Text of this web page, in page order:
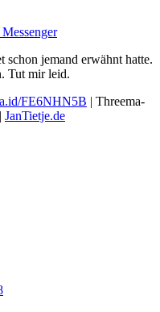
schon jemand erwähnt hatte.
Tut mir leid.
FE6NHN5B | Threema-
JanTietje.de